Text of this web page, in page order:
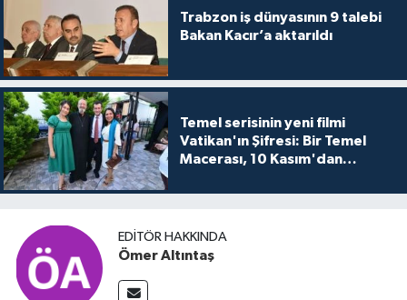
Trabzon iş dünyasının 9 talebi
Bakan Kacır’a aktarıldı
Temel serisinin yeni filmi
Vatikan'ın Şifresi: Bir Temel
Macerası, 10 Kasım'dan
buluşuyo
EDITÖR HAKKINDA
Ömer Altıntaş